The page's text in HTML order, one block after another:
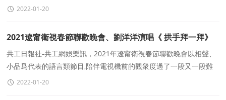
萬山紅與中國著名流行聲樂教育家蘭天洋老師
2022-01-20
2021遼甯衛視春節聯歡晚會、劉洋洋演唱《 拱手拜一拜》
年味十足
共工日報社-共工網娛樂訊，2021年遼甯衛視春節聯歡晚會以相聲、
小品爲代表的語言類節目,陪伴電視機前的觀衆度過了一段又一段難
忘的歡樂時光,這一年開場舞曲亦是歡樂嗨翻全場
2022-01-20